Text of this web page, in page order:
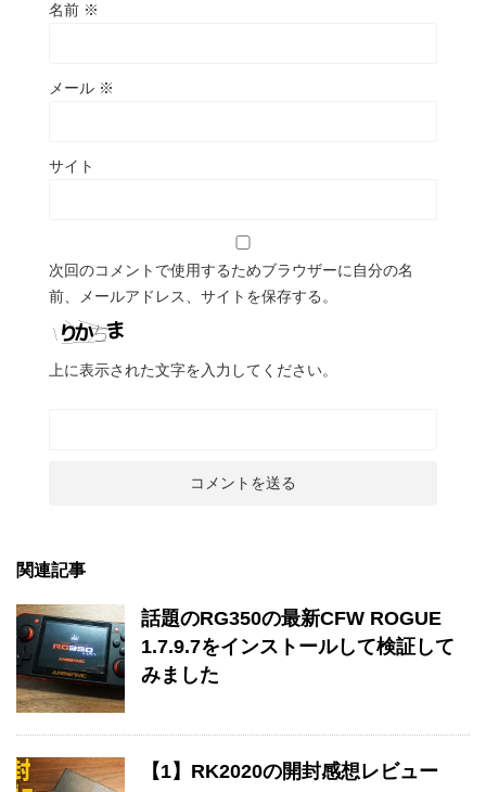
名前 ※
メール ※
サイト
次回のコメントで使用するためブラウザーに自分の名
前、メールアドレス、サイトを保存する。
上に表示された文字を入力してください。
関連記事
話題のRG350の最新CFW ROGUE
1.7.9.7をインストールして検証して
みました
【1】RK2020の開封感想レビュー